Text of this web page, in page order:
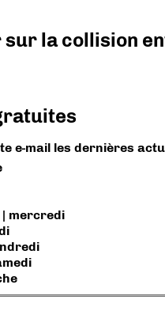
sur la collision
e-mail les dernières
| mercredi